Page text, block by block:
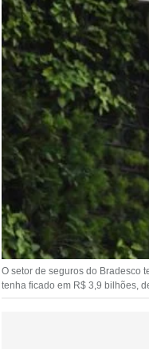
O setor de seguros do Bradesco
tenha ficado em R$ 3,9 bilhões,